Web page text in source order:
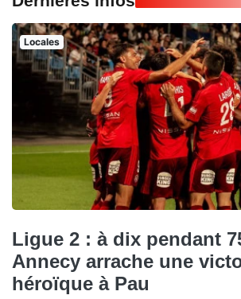
Locales
Ligue 2 : à dix pendant
Annecy arrache une
héroïque à Pau